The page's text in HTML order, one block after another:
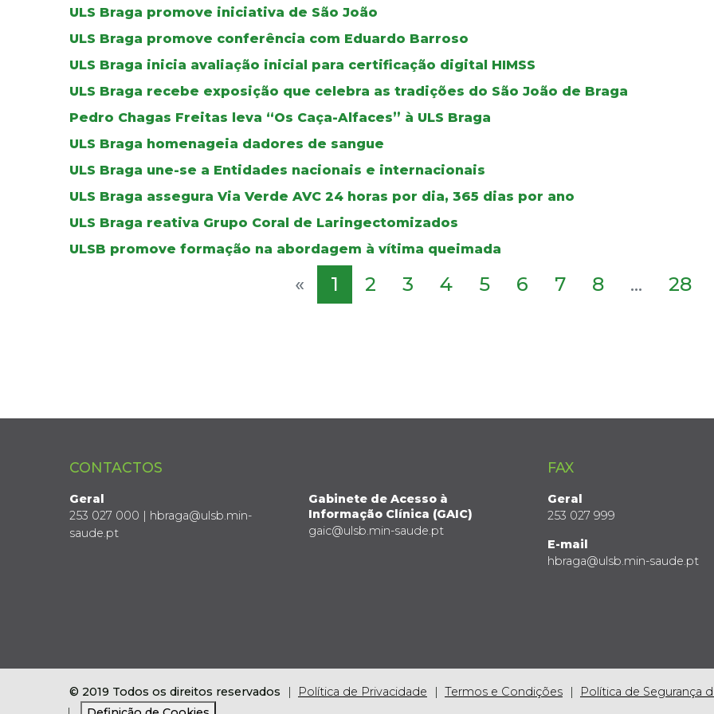
ULS Braga promove iniciativa de São João
ULS Braga promove conferência com Eduardo Barroso
ULS Braga inicia avaliação inicial para certificação digital HIMSS
ULS Braga recebe exposição que celebra as tradições do São João de Braga
Pedro Chagas Freitas leva “Os Caça-Alfaces” à ULS Braga
ULS Braga homenageia dadores de sangue
ULS Braga une-se a Entidades nacionais e internacionais
ULS Braga assegura Via Verde AVC 24 horas por dia, 365 dias por ano
ULS Braga reativa Grupo Coral de Laringectomizados
ULSB promove formação na abordagem à vítima queimada
« 1 2 3 4 5 6 7 8 ... 28
CONTACTOS
Geral
253 027 000 | hbraga@ulsb.min-
saude.pt
Gabinete de Acesso à
Informação Clínica (GAIC)
gaic@ulsb.min-saude.pt
FAX
Geral
253 027 999
E-mail
hbraga@ulsb.min-saude.pt
© 2019 Todos os direitos reservados Política de Privacidade Termos e Condições
Política de Segurança